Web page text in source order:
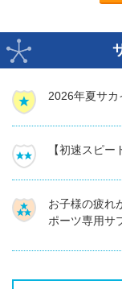
2026年夏サカ
【初速スピ
お子様の疲れ
ポーツ専用サ